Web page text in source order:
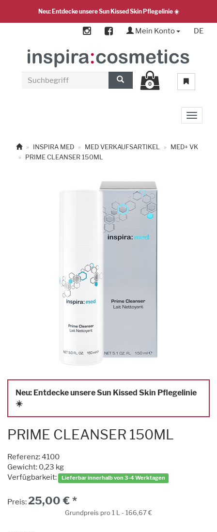
Neu: Entdecke unsere Sun Kissed Skin Pflegelinie ☀️
Mein Konto DE
0
Toggle
INSPIRA MED MED VERKAUFSARTIKEL
MED+ VK
PRIME CLEANSER 150ML
Neu: Entdecke unsere Sun Kissed Skin Pflegelinie
☀️
PRIME CLEANSER 150ML
Referenz:4100
Gewicht: 0,23 kg
Verfügbarkeit:
Lieferbar innerhalb von 3-4 Werktagen
Preis:25,00 € *
Grundpreis pro 1 L - 166,67 €